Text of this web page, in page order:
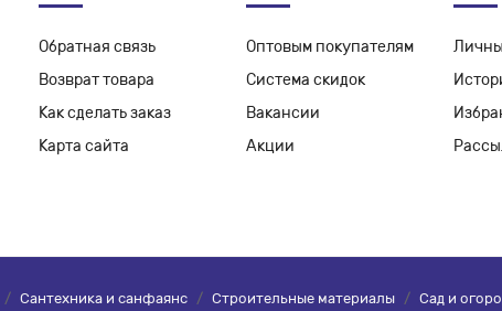
Обратная связь
Возврат товара
Как сделать заказ
Карта сайта
Оптовым покупателям
Система скидок
Вакансии
Акции
/ Сантехника и санфаянс / Строительные материалы / Сад и